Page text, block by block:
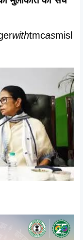
withtmcasmisl